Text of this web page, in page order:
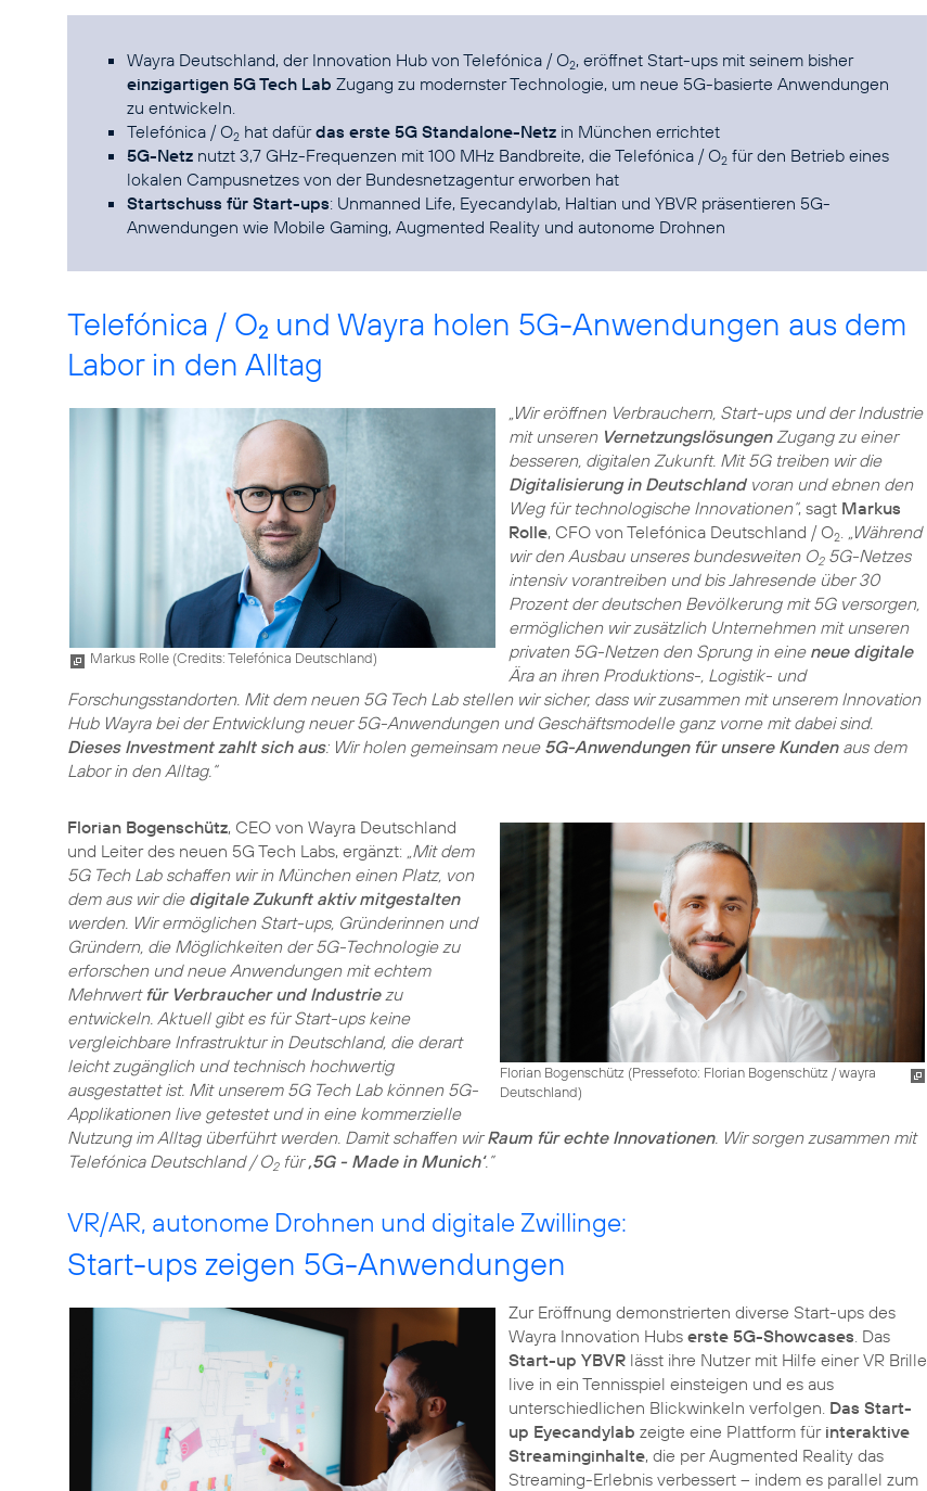
Wayra Deutschland, der Innovation Hub von Telefónica / O2, eröffnet Start-ups mit seinem bisher
einzigartigen 5G Tech Lab Zugang zu modernster Technologie, um neue 5G-basierte Anwendungen
zu entwickeln.
Telefónica / O2 hat dafürdas erste 5G Standalone-Netz in München errichtet
5G-Netz nutzt 3,7 GHz-Frequenzen mit 100 MHz Bandbreite, die Telefónica / O2 für den Betrieb eines
lokalen Campusnetzes von der Bundesnetzagentur erworben hat
Startschuss für Start-ups: Unmanned Life, Eyecandylab, Haltian und YBVR präsentieren 5G-
Anwendungen wie Mobile Gaming, Augmented Reality und autonome Drohnen
Telefónica / O2 und Wayra holen 5G-Anwendungen aus dem
Labor in den Alltag
Markus Rolle (Credits: Telefónica Deutschland)
„Wir eröffnen Verbrauchern, Start-ups und der Industrie
mit unseren VernetzungslösungenZugang zu einer
besseren, digitalen Zukunft. Mit 5G treiben wir die
Digitalisierung in Deutschlandvoran und ebnen den
Weg für technologische Innovationen“, sagt Markus
Rolle, CFO von Telefónica Deutschland / O2. „Während
wir den Ausbau unseres bundesweiten O25G-Netzes
intensiv vorantreiben und bis Jahresende über 30
Prozent der deutschen Bevölkerung mit 5G versorgen,
ermöglichen wir zusätzlich Unternehmen mit unseren
privaten 5G-Netzen den Sprung in eine neue digitale
Ära an ihren Produktions-, Logistik- und
Forschungsstandorten. Mit dem neuen 5G Tech Lab stellen wir sicher, dass wir zusammen mit unserem Innovation
Hub Wayra bei der Entwicklung neuer 5G-Anwendungen und Geschäftsmodelle ganz vorne mit dabei sind.
Dieses Investment zahlt sich aus: Wir holen gemeinsam neue 5G-Anwendungen für unsere Kundenaus dem
Labor in den Alltag.“
Florian Bogenschütz (Pressefoto: Florian Bogenschütz / wayra
Deutschland)
Florian Bogenschütz, CEO von Wayra Deutschland
und Leiter des neuen 5G Tech Labs, ergänzt: „Mit dem
5G Tech Lab schaffen wir in München einen Platz, von
dem aus wir die digitale Zukunft aktiv mitgestalten
werden. Wir ermöglichen Start-ups, Gründerinnen und
Gründern, die Möglichkeiten der 5G-Technologie zu
erforschen und neue Anwendungen mit echtem
Mehrwertfür Verbraucher und Industriezu
entwickeln. Aktuell gibt es für Start-ups keine
vergleichbare Infrastruktur in Deutschland, die derart
leicht zugänglich und technisch hochwertig
ausgestattet ist. Mit unserem 5G Tech Lab können 5G-
Applikationen live getestet und in eine kommerzielle
Nutzung im Alltag überführt werden. Damit schaffen wirRaum für echte Innovationen. Wir sorgen zusammen mit
Telefónica Deutschland / O2für‚5G - Made in Munich‘.”
VR/AR, autonome Drohnen und digitale Zwillinge:
Start-ups zeigen 5G-Anwendungen
Zur Eröffnung demonstrierten diverse Start-ups des
Wayra Innovation Hubs erste 5G-Showcases. Das
Start-up YBVRlässt ihre Nutzer mit Hilfe einer VR Brille
live in ein Tennisspiel einsteigen und es aus
unterschiedlichen Blickwinkeln verfolgen. Das Start-
up Eyecandylab zeigte eine Plattform für interaktive
Streaminginhalte, die per Augmented Reality das
Streaming-Erlebnis verbessert – indem es parallel zum